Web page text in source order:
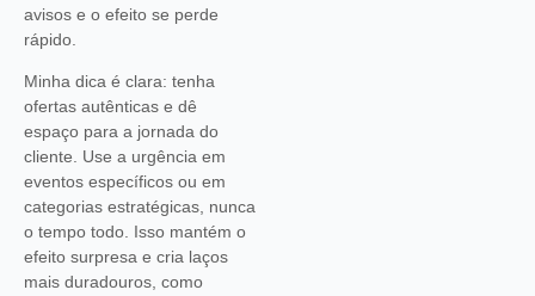
avisos e o efeito se perde
rápido.
Minha dica é clara: tenha
ofertas autênticas e dê
espaço para a jornada do
cliente. Use a urgência em
eventos específicos ou em
categorias estratégicas, nunca
o tempo todo. Isso mantém o
efeito surpresa e cria laços
mais duradouros, como